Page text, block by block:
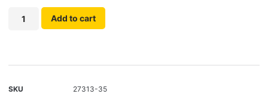
Add to cart
SKU
27313-35